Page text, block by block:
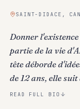
SAINT-DIDACE,
Donner
partie de la vie
tête déborde
de 12 ans, elle
READ FULL BIO